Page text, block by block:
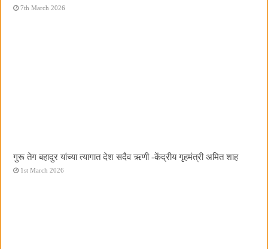
7th March 2026
गुरू तेग बहादुर यांच्या त्यागात देश सदैव ऋणी -केंद्रीय गृहमंत्री अमित शाह
1st March 2026